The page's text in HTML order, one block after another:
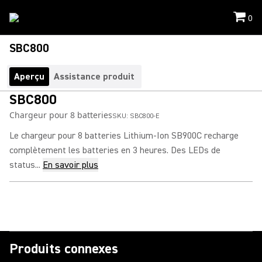
0
SBC800
Aperçu Assistance produit
SBC800
Chargeur pour 8 batteriesSKU: SBC800-E
Le chargeur pour 8 batteries Lithium-Ion SB900C recharge
complètement les batteries en 3 heures. Des LEDs de
status... En savoir plus
Produits connexes